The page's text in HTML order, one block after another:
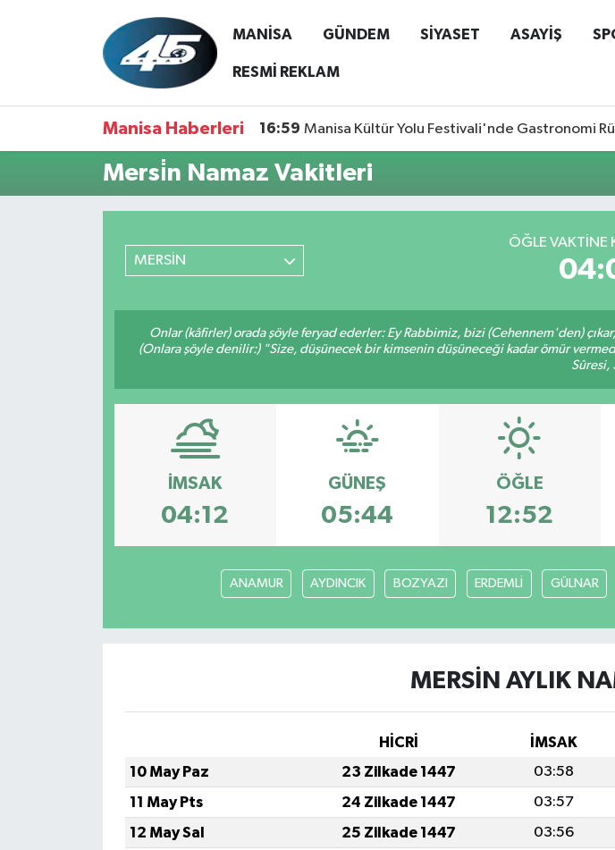
MANİSA GÜNDEM SİYASET ASAYİŞ
RESMİ REKLAM
Manisa Haberleri 16:59 Manisa Kültür Yolu Festivali'nde Gastronomi
Mersi̇n Namaz Vakitleri
MERSİN
ÖĞLE VAKTİNE
Onlar (kâfirler) orada şöyle feryad ederler: Ey Rabbimiz, bizi (Cehennem'den)
(Onlara şöyle denilir:) "Size, düşünecek bir kimsenin düşüneceği kadar ömür
Sûresi,
İMSAK
04:12
GÜNEŞ
05:44
ÖĞLE
12:52
ANAMUR AYDINCIK BOZYAZI ERDEMLİ GÜLNAR
MERSİN AYLIK
HİCRİ İMSAK
10 May Paz
23 Zilkade 1447 03:58
11 May Pts
24 Zilkade 1447 03:57
12 May Sal
25 Zilkade 1447 03:56
MANİSA
RESMİ REKLAM
Hava Durumu
Süper Lig Puan Durumu ve Fikstür
Son Dakika Haberleri